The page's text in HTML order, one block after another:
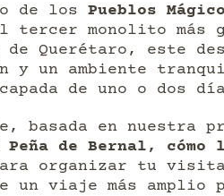
de los Pueblos
monolito más
Querétaro, este
y un ambiente
de uno o dos
basada en nuestra
Peña de Bernal,
organizar tu
un viaje más amplio